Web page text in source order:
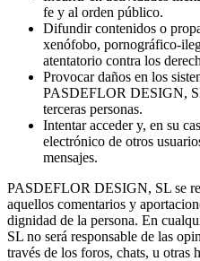
fe y al orden público.
Difundir contenidos o
xenófobo, pornográfico-
atentatorio contra los
Provocar daños en los
PASDEFLOR DESIGN,
terceras personas.
Intentar acceder y, en su
electrónico de otros
mensajes.
PASDEFLOR DESIGN, SL se
aquellos comentarios y
dignidad de la persona. En
SL no será responsable de las
través de los foros, chats, u otras